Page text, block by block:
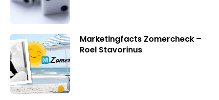
Marketingfacts Zomercheck –
Roel Stavorinus